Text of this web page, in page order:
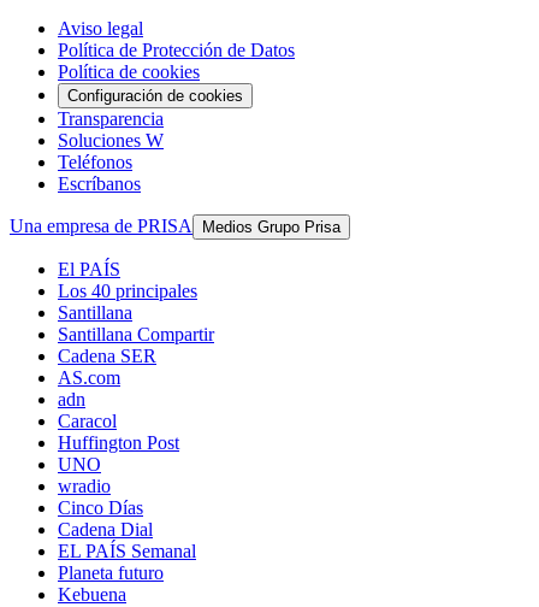
Aviso legal
Política de Protección de Datos
Política de cookies
Configuración de cookies
Transparencia
Soluciones W
Teléfonos
Escríbanos
Una empresa de PRISA Medios Grupo Prisa
El PAÍS
Los 40 principales
Santillana
Santillana Compartir
Cadena SER
AS.com
adn
Caracol
Huffington Post
UNO
wradio
Cinco Días
Cadena Dial
EL PAÍS Semanal
Planeta futuro
Kebuena